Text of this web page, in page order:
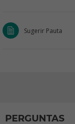
Sugerir Pauta
PERGUNTAS